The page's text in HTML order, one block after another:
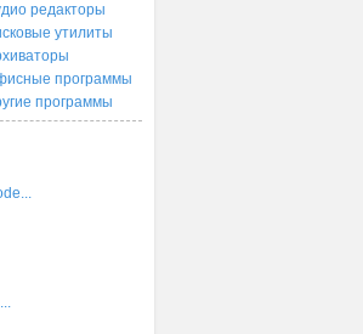
редакторы
утилиты
программы
программы